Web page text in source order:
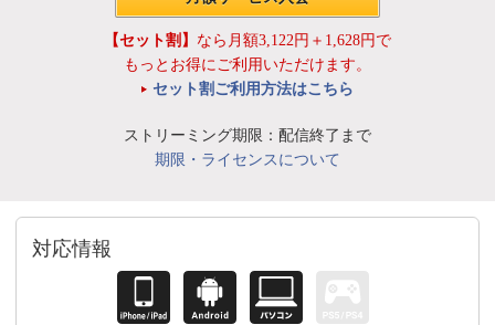
【セット割】 なら月額3,122円＋1,628円で
もっとお得にご利用いただけます。
セット割ご利用方法はこちら
ストリーミング期限：配信終了まで
期限・ライセンスについて
対応情報